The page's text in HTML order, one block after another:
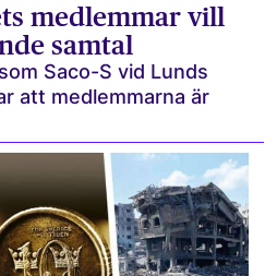
medlemmar vill
samtal
Saco-S vid Lunds
att medlemmarna är